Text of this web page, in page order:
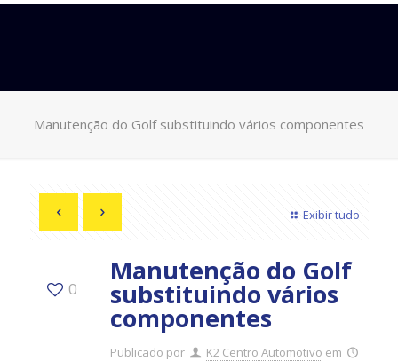
Manutenção do Golf substituindo vários componentes
Exibir tudo
0
Manutenção do Golf
substituindo vários
componentes
Publicado por K2 Centro Automotivo em